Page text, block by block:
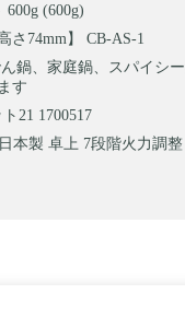
(600g)
74mm】 CB-AS-1
鍋、家庭鍋、スパイシ
す
21 1700517
本製 卓上 7段階火力調